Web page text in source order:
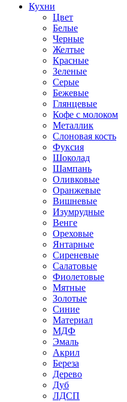
Кухни
Цвет
Белые
Черные
Желтые
Красные
Зеленые
Серые
Бежевые
Глянцевые
Кофе с молоком
Металлик
Слоновая кость
Фуксия
Шоколад
Шампань
Оливковые
Оранжевые
Вишневые
Изумрудные
Венге
Ореховые
Янтарные
Сиреневые
Салатовые
Фиолетовые
Мятные
Золотые
Синие
Материал
МДФ
Эмаль
Акрил
Береза
Дерево
Дуб
ЛДСП